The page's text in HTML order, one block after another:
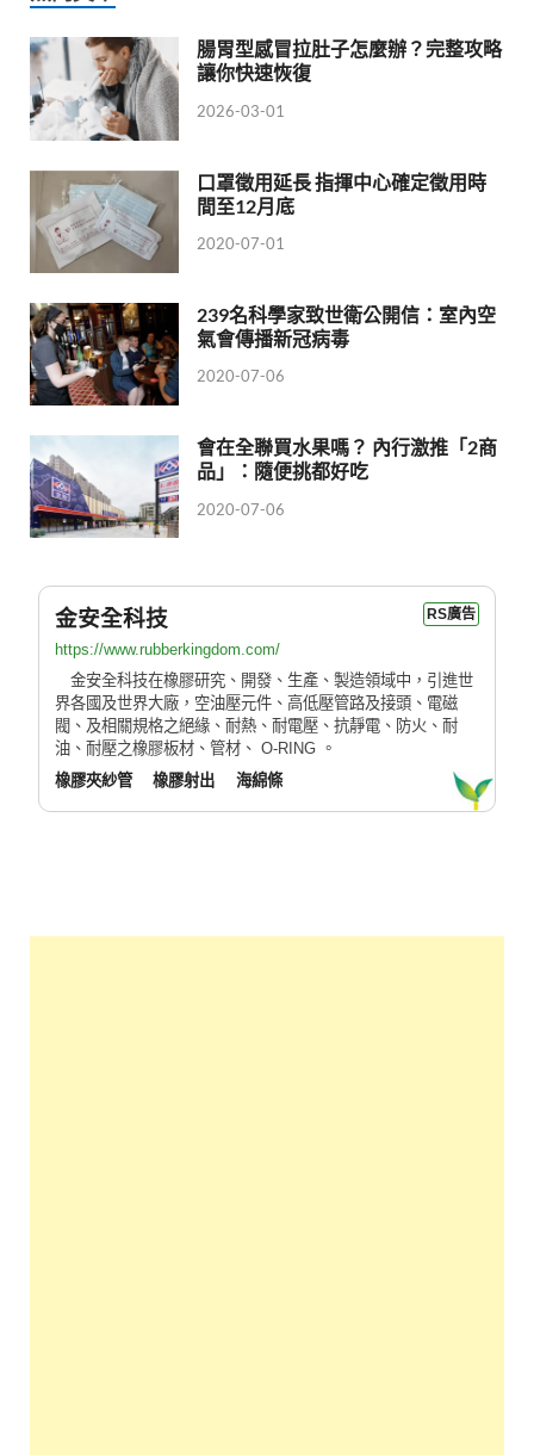
腸胃型感冒拉肚子怎麼辦？完整攻略
讓你快速恢復
2026-03-01
口罩徵用延長 指揮中心確定徵用時
間至12月底
2020-07-01
239名科學家致世衛公開信：室內空
氣會傳播新冠病毒
2020-07-06
會在全聯買水果嗎？ 內行激推「2商
品」：隨便挑都好吃
2020-07-06
金安全科技 RS廣告
https://www.rubberkingdom.com/
金安全科技在橡膠研究、開發、生產、製造領域中，引進世
界各國及世界大廠，空油壓元件、高低壓管路及接頭、電磁
閥、及相關規格之絕緣、耐熱、耐電壓、抗靜電、防火、耐
油、耐壓之橡膠板材、管材、 O-RING 。
橡膠夾紗管
橡膠射出 海綿條